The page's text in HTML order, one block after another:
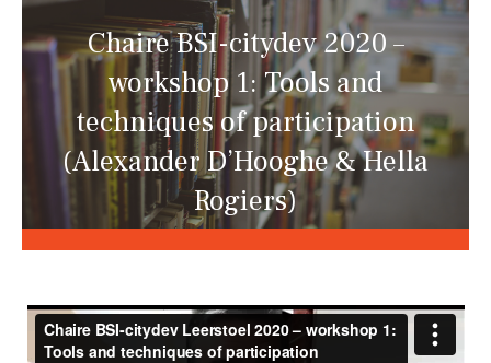
Chaire BSI-citydev 2020 –
workshop 1: Tools and
techniques of participation
(Alexander D’Hooghe & Hella
Rogiers)